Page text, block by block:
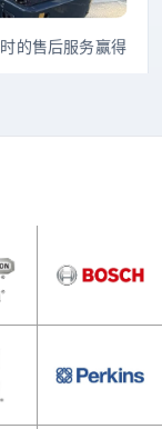
的售后服务赢得